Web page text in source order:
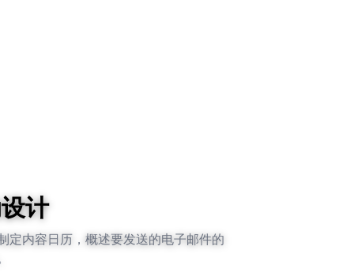
计
定内容日历，概述要发送的电子邮件的